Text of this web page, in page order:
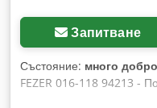
Запитване
Състояние: много
FEZER 016-118 94213 -
състояние. Crodpsud